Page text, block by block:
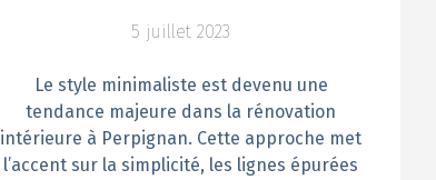
5 juillet 2023
Le style minimaliste est devenu une
tendance majeure dans la rénovation
intérieure à Perpignan. Cette approche met
l’accent sur la simplicité, les lignes épurées